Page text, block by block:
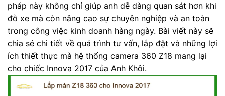
pháp này không chỉ giúp anh dễ dàng quan sát hơn khi
đỗ xe mà còn nâng cao sự chuyên nghiệp và an toàn
trong công việc kinh doanh hàng ngày. Bài viết này sẽ
chia sẻ chi tiết về quá trình tư vấn, lắp đặt và những lợi
ích thiết thực mà hệ thống camera 360 Z18 mang lại
cho chiếc Innova 2017 của Anh Khôi.